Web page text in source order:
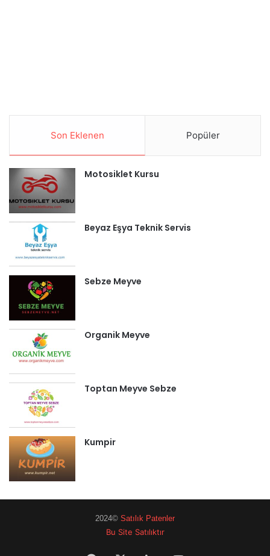
Son Eklenen Popüler
Motosiklet Kursu
Beyaz Eşya Teknik Servis
Sebze Meyve
Organik Meyve
Toptan Meyve Sebze
Kumpir
2024© Satılık Patenler
Bu Site Satılıktır